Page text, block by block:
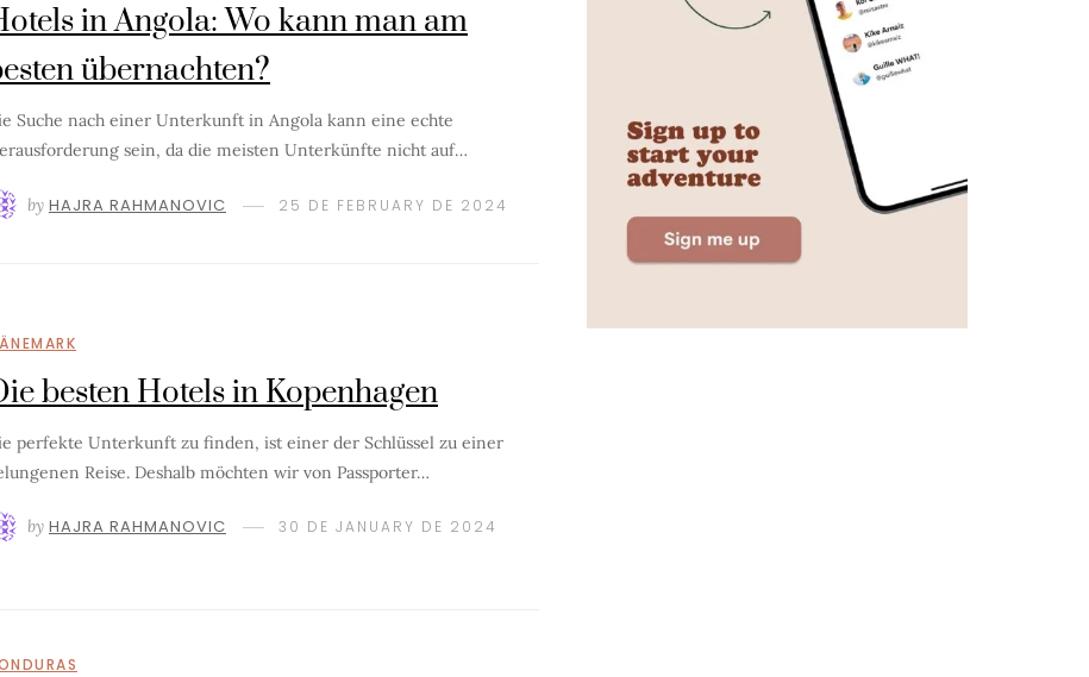
in Angola: Wo kann man am
übernachten?
Suche nach einer Unterkunft in Angola kann eine echte
sein, da die meisten Unterkünfte nicht auf…
by HAJRA RAHMANOVIC 25 DE FEBRUARY DE 2024
besten Hotels in Kopenhagen
perfekte Unterkunft zu finden, ist einer der Schlüssel zu einer
Reise. Deshalb möchten wir von Passporter…
by HAJRA RAHMANOVIC 30 DE JANUARY DE 2024